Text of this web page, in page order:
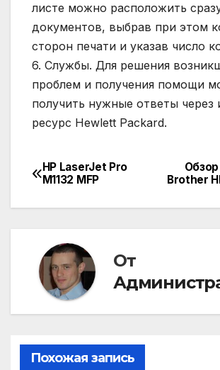
листе можно расположить
документов, выбрав при этом
сторон печати и указав число
6. Службы. Для решения
проблем и получения помощи
получить нужные ответы через
ресурс Hewlett Packard.
Навигация
по
Brother
HP LaserJet Pro
M1132 MFP
От
Похожая запись